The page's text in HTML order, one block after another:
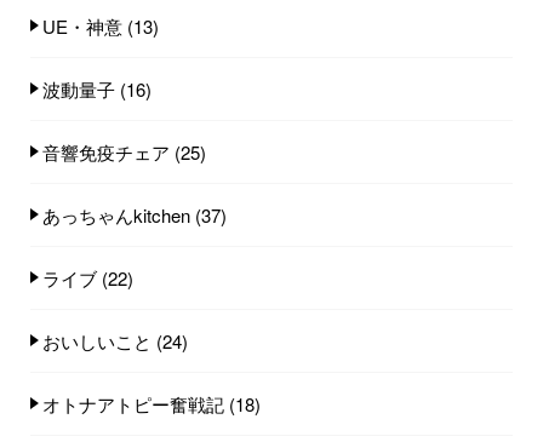
UE・神意 (13)
波動量子 (16)
音響免疫チェア (25)
あっちゃんkitchen (37)
ライブ (22)
おいしいこと (24)
オトナアトピー奮戦記 (18)